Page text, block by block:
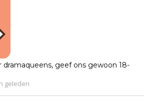
dramaqueens, geef ons gewoon 18-
geleden